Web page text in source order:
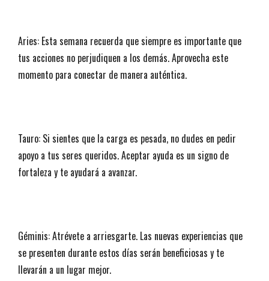
Aries: Esta semana recuerda que siempre es importante que
tus acciones no perjudiquen a los demás. Aprovecha este
momento para conectar de manera auténtica.
Tauro: Si sientes que la carga es pesada, no dudes en pedir
apoyo a tus seres queridos. Aceptar ayuda es un signo de
fortaleza y te ayudará a avanzar.
Géminis: Atrévete a arriesgarte. Las nuevas experiencias que
se presenten durante estos días serán beneficiosas y te
llevarán a un lugar mejor.